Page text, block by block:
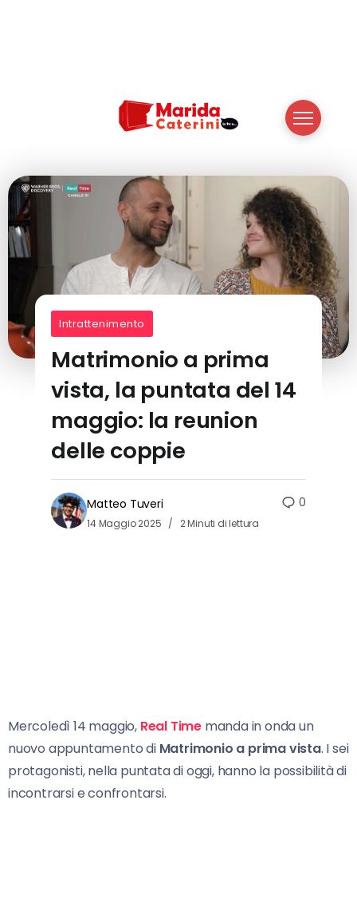
Intrattenimento
Matrimonio a prima
vista, la puntata del 14
maggio: la reunion
delle coppie
Matteo Tuveri
14 Maggio 2025 2 Minuti di lettura
0
Mercoledì 14 maggio, Real Time manda in onda un
nuovo appuntamento di Matrimonio a prima vista. I sei
protagonisti, nella puntata di oggi, hanno la possibilità di
incontrarsi e confrontarsi.